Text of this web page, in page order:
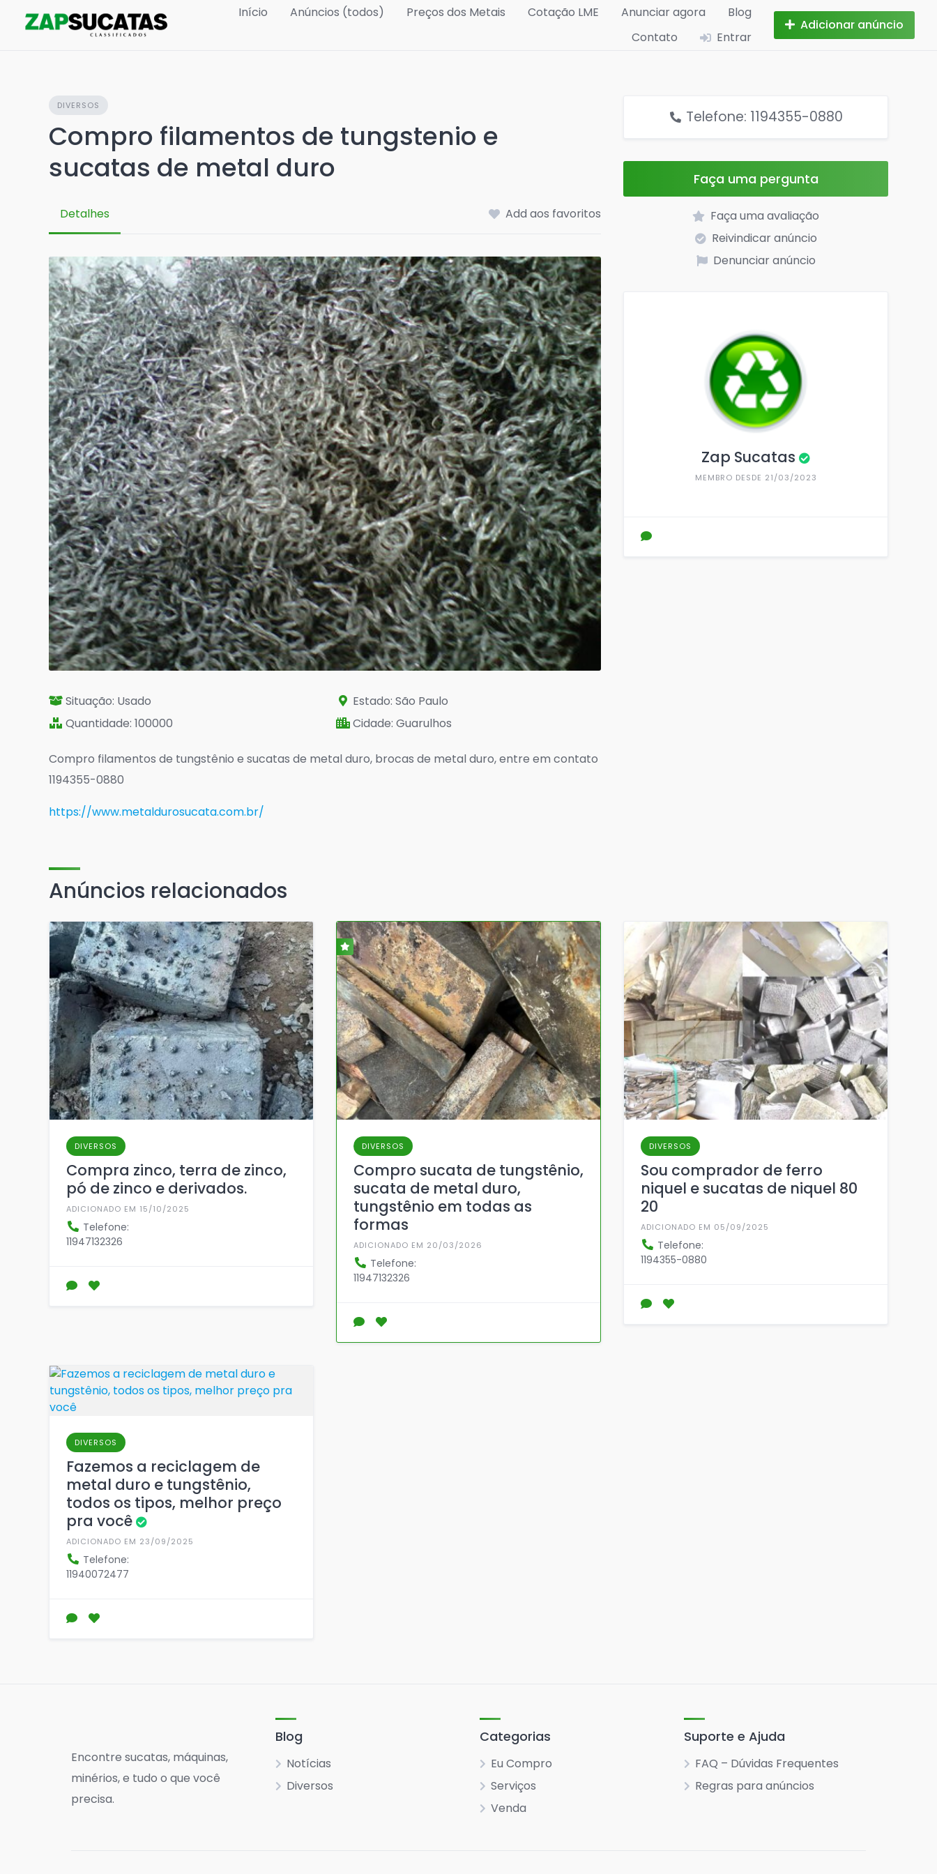
Início Anúncios (todos) Preços dos Metais Cotação LME Anunciar agora
Blog
Contato
Entrar
Adicionar anúncio
DIVERSOS
Compro filamentos de tungstenio e
sucatas de metal duro
Detalhes Add aos favoritos
Situação: Usado
Estado: São Paulo
Quantidade: 100000
Cidade: Guarulhos
Compro filamentos de tungstênio e sucatas de metal duro, brocas de metal duro, entre em contato
1194355-0880
https://www.metaldurosucata.com.br/
Telefone: 1194355-0880
Faça uma pergunta
Faça uma avaliação
Reivindicar anúncio
Denunciar anúncio
Zap Sucatas
MEMBRO DESDE 21/03/2023
Anúncios relacionados
DIVERSOS
Compra zinco, terra de zinco,
pó de zinco e derivados.
ADICIONADO EM 15/10/2025
Telefone:
11947132326
DIVERSOS
Compro sucata de tungstênio,
sucata de metal duro,
tungstênio em todas as
formas
ADICIONADO EM 20/03/2026
Telefone:
11947132326
DIVERSOS
Sou comprador de ferro
niquel e sucatas de niquel 80
20
ADICIONADO EM 05/09/2025
Telefone:
1194355-0880
DIVERSOS
Fazemos a reciclagem de
metal duro e tungstênio,
todos os tipos, melhor preço
pra você
ADICIONADO EM 23/09/2025
Telefone:
11940072477
Encontre sucatas, máquinas,
minérios, e tudo o que você
precisa.
Blog
Notícias
Diversos
Categorias
Eu Compro
Serviços
Venda
Suporte e Ajuda
FAQ – Dúvidas Frequentes
Regras para anúncios